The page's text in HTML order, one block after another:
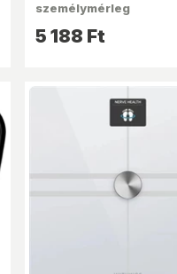
személymérleg
5 188 Ft